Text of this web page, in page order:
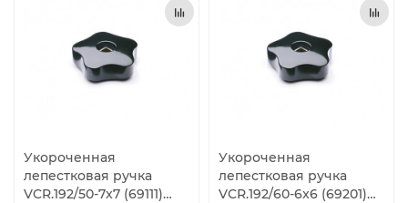
Ролики и колёса
Магниты удерживающие
Компоненты линейного движения
Укороченная
лепестковая ручка
VCR.192/50-7x7 (69111)
Укороченная
лепестковая ручка
VCR.192/60-6x6 (69201)